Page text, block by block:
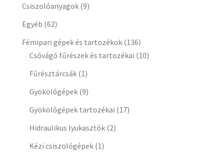
Csiszolóanyagok (9)
Egyéb (62)
Fémipari gépek és tartozékok (136)
Csővágó fűrészek és tartozékai (10)
Fűrésztárcsák (1)
Gyökölőgépek (9)
Gyökölőgépek tartozékai (17)
Hidraulikus lyukasztók (2)
Kézi csiszológépek (1)